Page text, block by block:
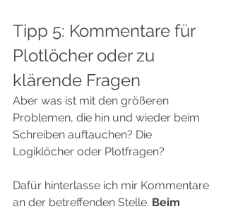
Tipp 5: Kommentare für
Plotlöcher oder zu
klärende Fragen
Aber was ist mit den größeren
Problemen, die hin und wieder beim
Schreiben auftauchen? Die
Logiklöcher oder Plotfragen?
Dafür hinterlasse ich mir Kommentare
an der betreffenden Stelle. Beim